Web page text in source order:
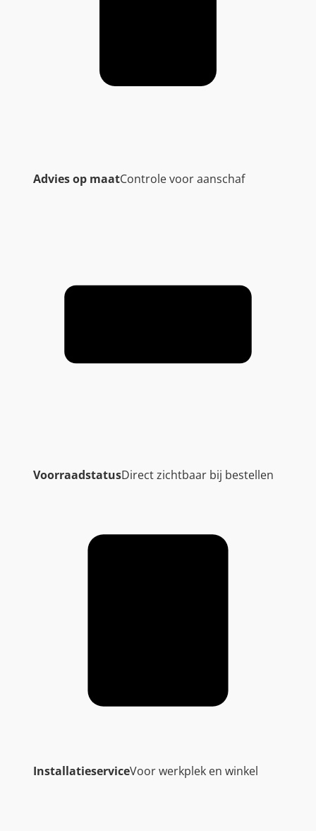
Advies op maatControle voor aanschaf
VoorraadstatusDirect zichtbaar bij bestellen
InstallatieserviceVoor werkplek en winkel